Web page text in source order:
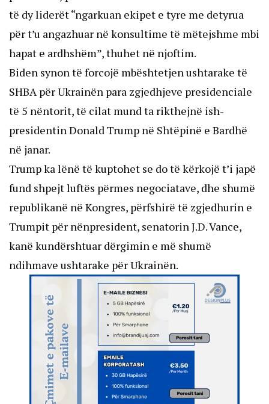
të dy liderët “ngarkuan ekipet e tyre me detyrua
për t’u angazhuar në konsultime të mëtejshme mbi
hapat e ardhshëm”, thuhet në njoftim.
Biden synon të forcojë mbështetjen ushtarake të
SHBA për Ukrainën para zgjedhjeve presidenciale
të 5 nëntorit, të cilat mund ta rikthejnë ish-
presidentin Donald Trump në Shtëpinë e Bardhë
në janar.
Trump ka lënë të kuptohet se do të kërkojë t’i japë
fund shpejt luftës përmes negociatave, dhe shumë
republikanë në Kongres, përfshirë të zgjedhurin e
Trumpit për nënpresident, senatorin J.D. Vance,
kanë kundërshtuar dërgimin e më shumë
ndihmave ushtarake për Ukrainën.